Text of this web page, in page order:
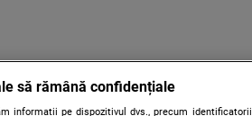
să rămână confidențiale
informații pe dispozitivul dvs., precum identificatorii